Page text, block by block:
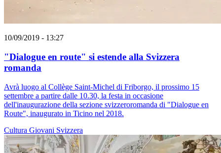
10/09/2019 - 13:27
"Dialogue en route" si estende alla Svizzera
romanda
Avrà luogo al Collège Saint-Michel di Friborgo, il prossimo 15
settembre a partire dalle 10.30, la festa in occasione
dell'inaugurazione della sezione svizzeroromanda di "Dialogue en
Route", inaugurato in Ticino nel 2018.
Cultura Giovani Svizzera